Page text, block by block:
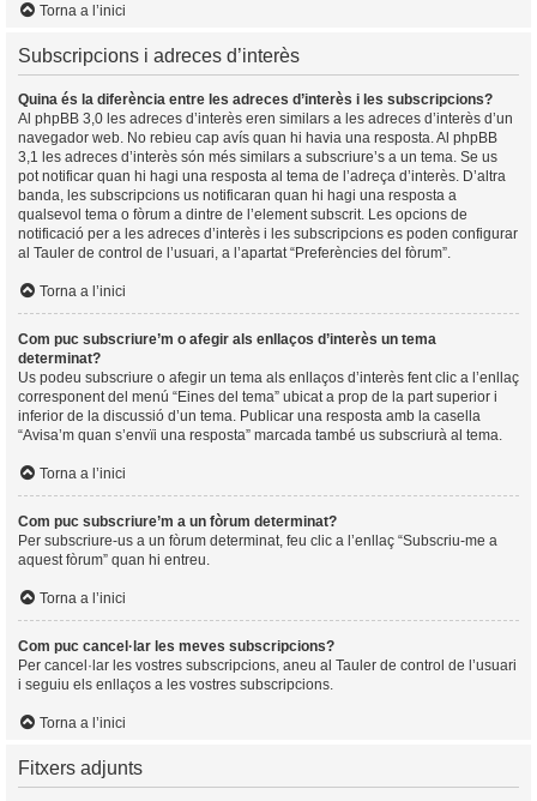
Torna a l’inici
Subscripcions i adreces d’interès
Quina és la diferència entre les adreces d’interès i les subscripcions?
Al phpBB 3,0 les adreces d’interès eren similars a les adreces d’interès d’un
navegador web. No rebieu cap avís quan hi havia una resposta. Al phpBB
3,1 les adreces d’interès són més similars a subscriure’s a un tema. Se us
pot notificar quan hi hagi una resposta al tema de l’adreça d’interès. D’altra
banda, les subscripcions us notificaran quan hi hagi una resposta a
qualsevol tema o fòrum a dintre de l’element subscrit. Les opcions de
notificació per a les adreces d’interès i les subscripcions es poden configurar
al Tauler de control de l’usuari, a l’apartat “Preferències del fòrum”.
Torna a l’inici
Com puc subscriure’m o afegir als enllaços d’interès un tema
determinat?
Us podeu subscriure o afegir un tema als enllaços d’interès fent clic a l’enllaç
corresponent del menú “Eines del tema” ubicat a prop de la part superior i
inferior de la discussió d’un tema. Publicar una resposta amb la casella
“Avisa’m quan s’envïi una resposta” marcada també us subscriurà al tema.
Torna a l’inici
Com puc subscriure’m a un fòrum determinat?
Per subscriure-us a un fòrum determinat, feu clic a l’enllaç “Subscriu-me a
aquest fòrum” quan hi entreu.
Torna a l’inici
Com puc cancel·lar les meves subscripcions?
Per cancel·lar les vostres subscripcions, aneu al Tauler de control de l’usuari
i seguiu els enllaços a les vostres subscripcions.
Torna a l’inici
Fitxers adjunts